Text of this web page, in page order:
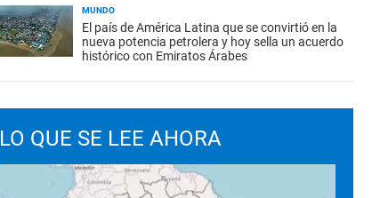
MUNDO
El país de América Latina que se convirtió en la
nueva potencia petrolera y hoy sella un acuerdo
histórico con Emiratos Árabes
LO QUE SE LEE AHORA